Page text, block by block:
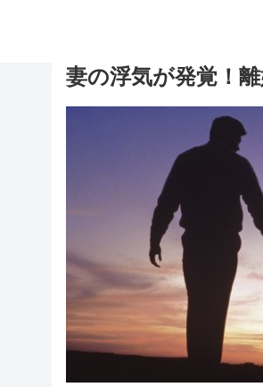
妻の浮気が発覚！